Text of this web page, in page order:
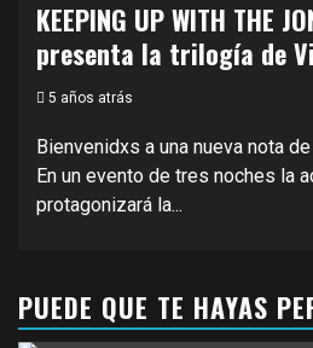
KEEPING UP WITH THE
presenta la trilogía de
5 años atrás
Bienvenidxs a una nueva nota
En un evento de tres noches la
protagonizará la...
PUEDE QUE TE HAYAS